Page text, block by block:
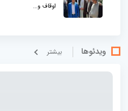
اوقاف و...
ویدئوها بيشتر